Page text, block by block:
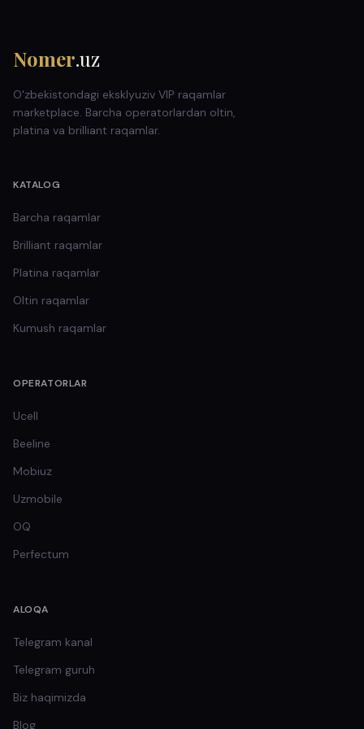
Nomer.uz
O'zbekistondagi eksklyuziv VIP raqamlar
marketplace. Barcha operatorlardan oltin,
platina va brilliant raqamlar.
KATALOG
Barcha raqamlar
Brilliant raqamlar
Platina raqamlar
Oltin raqamlar
Kumush raqamlar
OPERATORLAR
Ucell
Beeline
Mobiuz
Uzmobile
OQ
Perfectum
ALOQA
Telegram kanal
Telegram guruh
Biz haqimizda
Blog